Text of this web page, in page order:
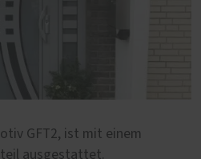
GFT2, ist mit einem
ausgestattet.